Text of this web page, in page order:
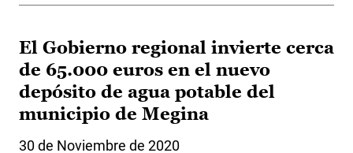
El Gobierno regional invierte cerca
de 65.000 euros en el nuevo
depósito de agua potable del
municipio de Megina
30 de Noviembre de 2020